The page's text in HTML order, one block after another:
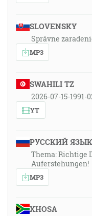
SLOVENSKY
Správne
MP3
SWAHILI TZ
2026-07-15-1991-
YT
РУССКИЙ ЯЗЫК
Thema: Richtige
Auferstehungen!
MP3
XHOSA